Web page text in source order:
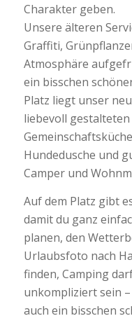
Charakter geben.
Unsere älteren
Graffiti,
Atmosphäre
ein bisschen
Platz liegt unser
liebevoll
Hundedusche und
Camper und
Auf dem Platz gibt
damit du ganz
planen, den
Urlaubsfoto nach
finden, Camping
unkompliziert sein
auch ein bisschen